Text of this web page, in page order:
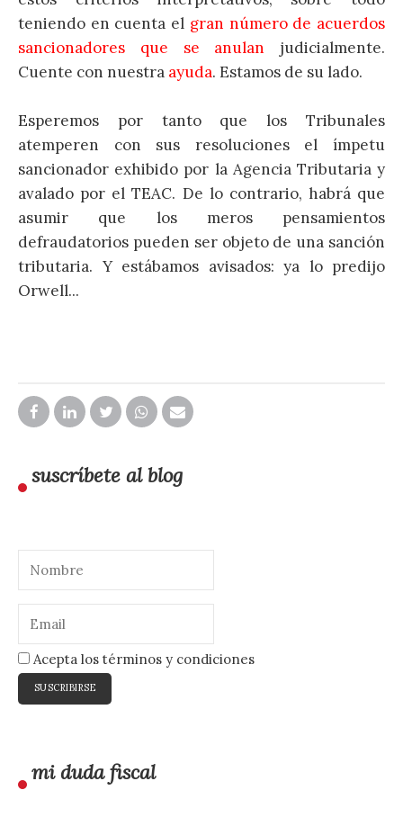
teniendo en cuenta el gran número de acuerdos
sancionadores que se anulan judicialmente.
Cuente con nuestra ayuda. Estamos de su lado.
Esperemos por tanto que los Tribunales
atemperen con sus resoluciones el ímpetu
sancionador exhibido por la Agencia Tributaria y
avalado por el TEAC. De lo contrario, habrá que
asumir que los meros pensamientos
defraudatorios pueden ser objeto de una sanción
tributaria. Y estábamos avisados: ya lo predijo
Orwell...
suscríbete al blog
Acepta los términos y condiciones
mi duda fiscal